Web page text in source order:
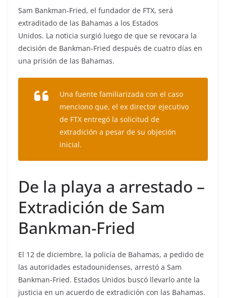
Sam Bankman-Fried, el fundador de FTX, será
extraditado de las Bahamas a los Estados
Unidos. La noticia surgió luego de que se revocara la
decisión de Bankman-Fried después de cuatro días en
una prisión de las Bahamas.
Una fuente familiarizada con el caso
menciono que, el ex director ejecutivo
de FTX entregó la solicitud de
extradición a pesar de su objeción
inicial.
De la playa a arrestado –
Extradición de Sam
Bankman-Fried
El 12 de diciembre, la policía de Bahamas, a pedido de
las autoridades estadounidenses, arrestó a Sam
Bankman-Fried. Estados Unidos buscó llevarlo ante la
justicia en un acuerdo de extradición con las Bahamas.